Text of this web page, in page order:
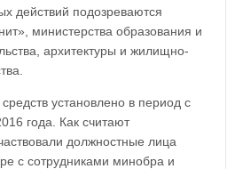
действий подозреваются
министерства образования и
архитектуры и жилищно-
установлено в период с
года. Как считают
должностные лица
с сотрудниками минобра и